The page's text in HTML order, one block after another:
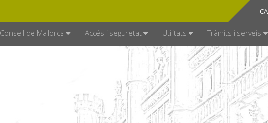
CA
ES
Consell de Mallorca Accés i seguretat Utilitats Tràmits i serveis